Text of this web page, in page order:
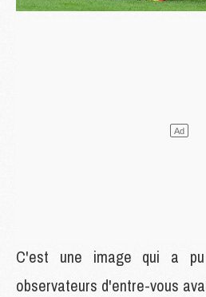
C'est une image qui a
observateurs d'entre-vous